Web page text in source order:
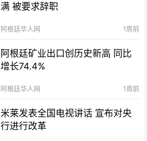
满 被要求辞职
阿根廷华人网 1周前
阿根廷矿业出口创历史新高 同比
增长74.4%
阿根廷华人网 1周前
米莱发表全国电视讲话 宣布对央
行进行改革